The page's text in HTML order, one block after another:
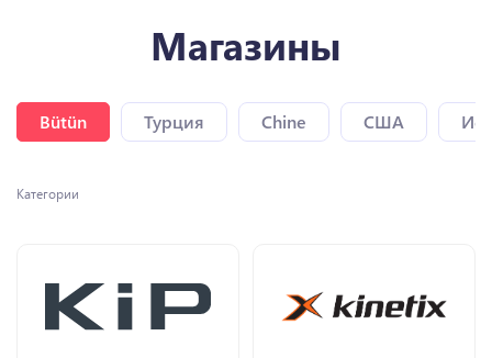
Магазины
Bütün Турция Chine США
Категории